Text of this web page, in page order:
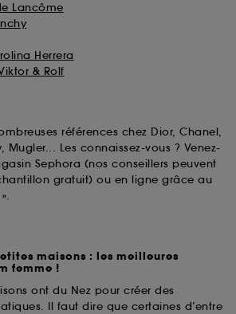
Lancôme
Herrera
& Rolf
références chez Dior, Chanel,
Mugler... Les connaissez-vous ? Venez-
Sephora (nos conseillers peuvent
gratuit) ou en ligne grâce au
maisons : les meilleures
femme !
ont du Nez pour créer des
Il faut dire que certaines d’entre